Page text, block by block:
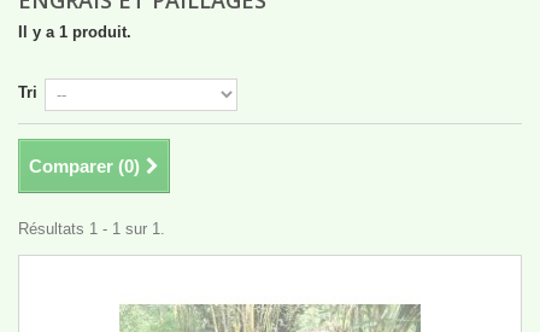
Il y a 1 produit.
Tri
Comparer (0)
Résultats 1 - 1 sur 1.